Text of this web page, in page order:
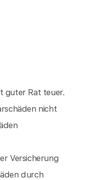
guter Rat teuer.
nicht
Versicherung
durch